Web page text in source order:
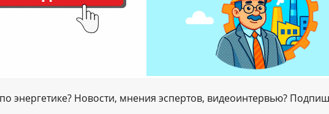
энергетике? Новости, мнения эспертов, видеоинтервью?